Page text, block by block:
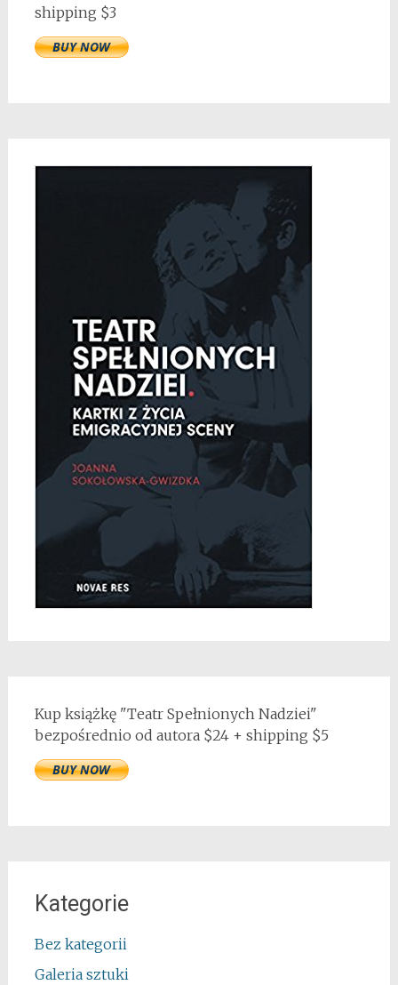
shipping $3
Kup książkę "Teatr Spełnionych Nadziei"
bezpośrednio od autora $24 + shipping $5
Kategorie
Bez kategorii
Galeria sztuki